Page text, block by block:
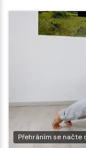
Přehráním se načte